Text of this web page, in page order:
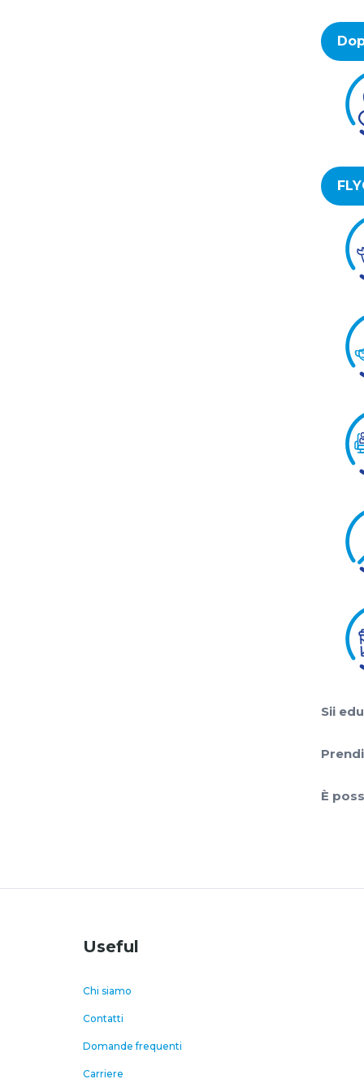
Sii
È
Useful
Chi siamo
Contatti
Domande frequenti
Carriere